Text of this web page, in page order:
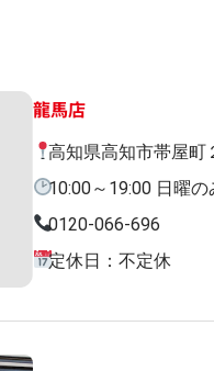
龍馬店
高知県高知市帯屋
10:00～19:00 日曜
0120-066-696
定休日：不定休